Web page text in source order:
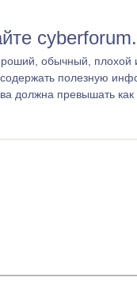
обычный,
полезную
должна превышать